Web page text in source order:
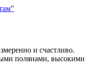
и счастливо.
полянами, высокими